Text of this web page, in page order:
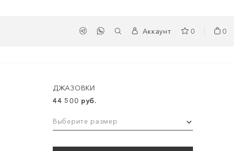
Аккаунт 0 0
ДЖАЗОВКИ
44 500 руб.
Выберите размер